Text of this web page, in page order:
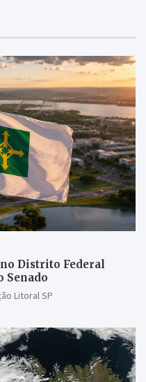
Distrito Federal
Senado
Litoral SP